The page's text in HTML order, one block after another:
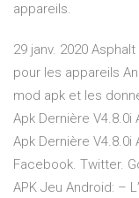
appareils.
29 janv. 2020
pour les appareils
mod apk et les
Apk Dernière V4.8.0i
Apk Dernière V4.8.0i
Facebook. Twitter.
APK Jeu Android: –